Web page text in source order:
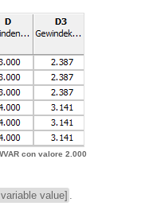
con valore 2.000
value] .